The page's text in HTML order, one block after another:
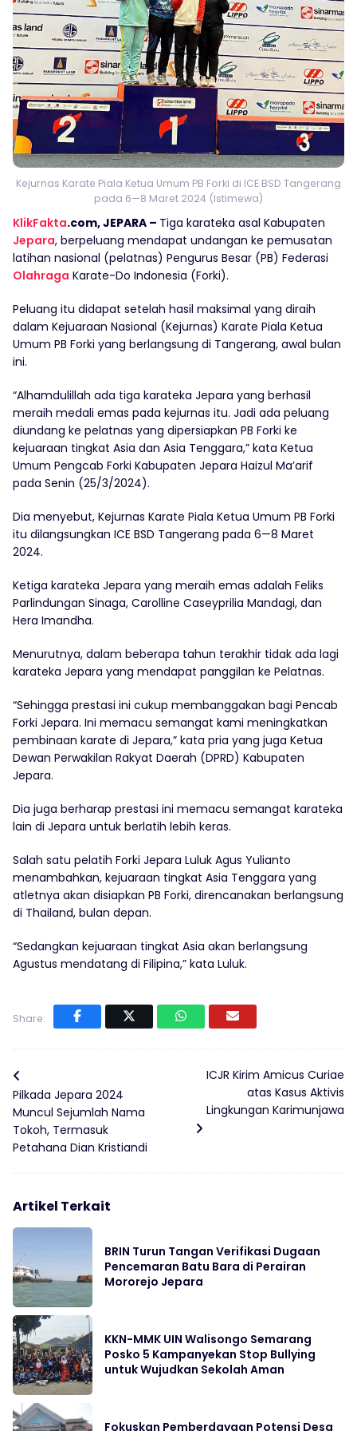
Kejurnas Karate Piala Ketua Umum PB Forki di ICE BSD Tangerang
pada 6—8 Maret 2024 (Istimewa)
KlikFakta.com, JEPARA – Tiga karateka asal Kabupaten
Jepara, berpeluang mendapat undangan ke pemusatan
latihan nasional (pelatnas) Pengurus Besar (PB) Federasi
Olahraga Karate-Do Indonesia (Forki).
Peluang itu didapat setelah hasil maksimal yang diraih
dalam Kejuaraan Nasional (Kejurnas) Karate Piala Ketua
Umum PB Forki yang berlangsung di Tangerang, awal bulan
ini.
“Alhamdulillah ada tiga karateka Jepara yang berhasil
meraih medali emas pada kejurnas itu. Jadi ada peluang
diundang ke pelatnas yang dipersiapkan PB Forki ke
kejuaraan tingkat Asia dan Asia Tenggara,” kata Ketua
Umum Pengcab Forki Kabupaten Jepara Haizul Ma’arif
pada Senin (25/3/2024).
Dia menyebut, Kejurnas Karate Piala Ketua Umum PB Forki
itu dilangsungkan ICE BSD Tangerang pada 6—8 Maret
2024.
Ketiga karateka Jepara yang meraih emas adalah Feliks
Parlindungan Sinaga, Carolline Caseyprilia Mandagi, dan
Hera Imandha.
Menurutnya, dalam beberapa tahun terakhir tidak ada lagi
karateka Jepara yang mendapat panggilan ke Pelatnas.
“Sehingga prestasi ini cukup membanggakan bagi Pencab
Forki Jepara. Ini memacu semangat kami meningkatkan
pembinaan karate di Jepara,” kata pria yang juga Ketua
Dewan Perwakilan Rakyat Daerah (DPRD) Kabupaten
Jepara.
Dia juga berharap prestasi ini memacu semangat karateka
lain di Jepara untuk berlatih lebih keras.
Salah satu pelatih Forki Jepara Luluk Agus Yulianto
menambahkan, kejuaraan tingkat Asia Tenggara yang
atletnya akan disiapkan PB Forki, direncanakan berlangsung
di Thailand, bulan depan.
“Sedangkan kejuaraan tingkat Asia akan berlangsung
Agustus mendatang di Filipina,” kata Luluk.
Share:
Pilkada Jepara 2024
Muncul Sejumlah Nama
Tokoh, Termasuk
Petahana Dian Kristiandi
ICJR Kirim Amicus Curiae
atas Kasus Aktivis
Lingkungan Karimunjawa
Artikel Terkait
BRIN Turun Tangan Verifikasi Dugaan
Pencemaran Batu Bara di Perairan
Mororejo Jepara
KKN-MMK UIN Walisongo Semarang
Posko 5 Kampanyekan Stop Bullying
untuk Wujudkan Sekolah Aman
Fokuskan Pemberdayaan Potensi Desa